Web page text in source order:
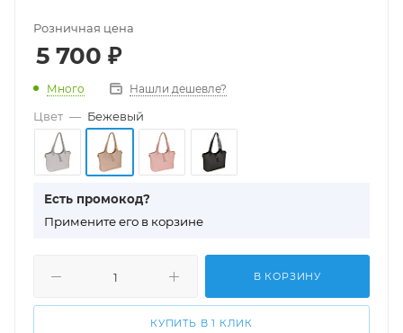
Розничная цена
5 700 ₽
Много Нашли дешевле?
Цвет — Бежевый
Есть промокод?
Примените его в корзине
В КОРЗИНУ
КУПИТЬ В 1 КЛИК